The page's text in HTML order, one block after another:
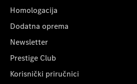
Homologacija
Dodatna oprema
Newsletter
Prestige Club
Korisnički priručnici